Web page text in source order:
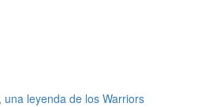
leyenda de los Warriors